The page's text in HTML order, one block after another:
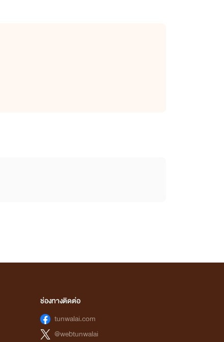
ช่องทางติดต่อ
tunwalai.com
@webtunwalai